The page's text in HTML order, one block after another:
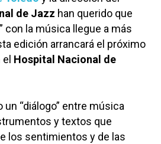
de Jazz han querido que
con la música llegue a más
edición arrancará el próximo
el Hospital Nacional de
un “diálogo” entre música
y textos que
los sentimientos y de las